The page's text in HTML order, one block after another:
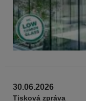
30.06.2026
Tisková zpráva